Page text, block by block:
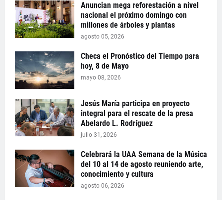
Anuncian mega reforestación a nivel
nacional el próximo domingo con
millones de árboles y plantas
agosto 05, 2026
Checa el Pronóstico del Tiempo para
hoy, 8 de Mayo
mayo 08, 2026
Jesús María participa en proyecto
integral para el rescate de la presa
Abelardo L. Rodríguez
julio 31, 2026
Celebrará la UAA Semana de la Música
del 10 al 14 de agosto reuniendo arte,
conocimiento y cultura
agosto 06, 2026